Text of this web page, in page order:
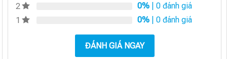
2
0% | 0 đánh giá
1
0% | 0 đánh giá
ĐÁNH GIÁ NGAY